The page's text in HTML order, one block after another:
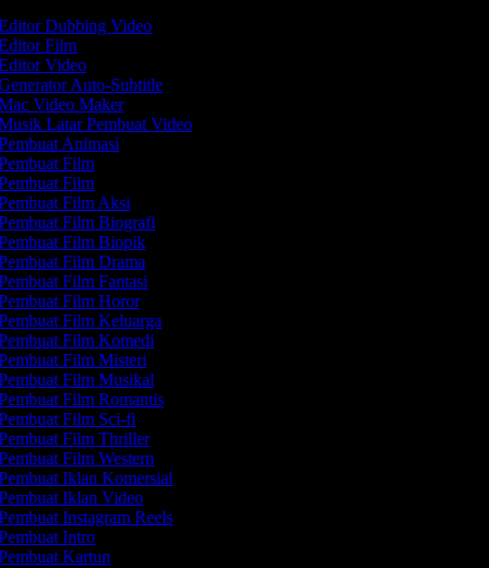
Dubbing Video
Film
Video
Auto-Subtitle
Video Maker
Latar Pembuat Video
Animasi
Film
Film
Film Aksi
Film Biografi
Film Biopik
Film Drama
Film Fantasi
Film Horor
Film Keluarga
Film Komedi
Film Misteri
Film Musikal
Film Romantis
Film Sci-fi
Film Thriller
Film Western
Iklan Komersial
Iklan Video
Instagram Reels
Intro
Kartun